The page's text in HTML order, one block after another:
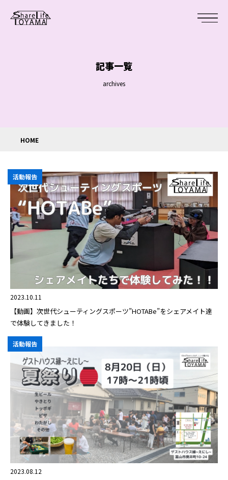
記事一覧
archives
HOME
活動報告
2023.10.11
【動画】次世代シューティングスポーツ”HOTABe”をシェアメイト達
で体験してきました！
活動報告
2023.08.12